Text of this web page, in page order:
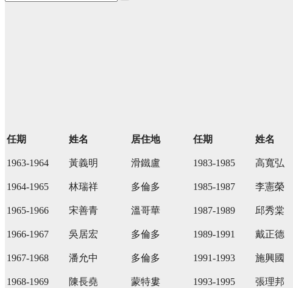
任期 姓名 居住地 任期 姓名
1963-1964 黃義明 滑鐵盧 1983-1985 高寬弘
1964-1965 林瑞祥 多倫多 1985-1987 李憲榮
1965-1966 宋善青 溫哥華 1987-1989 邱秀棠
1966-1967 吳居宏 多倫多 1989-1991 戴正德
1967-1968 潘允中 多倫多 1991-1993 施興國
1968-1969 陳長堯 蒙特婁 1993-1995 張理邦